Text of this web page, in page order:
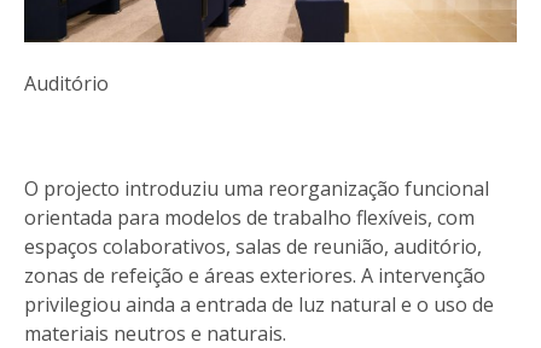
Auditório
O projecto introduziu uma reorganização funcional
orientada para modelos de trabalho flexíveis, com
espaços colaborativos, salas de reunião, auditório,
zonas de refeição e áreas exteriores. A intervenção
privilegiou ainda a entrada de luz natural e o uso de
materiais neutros e naturais.